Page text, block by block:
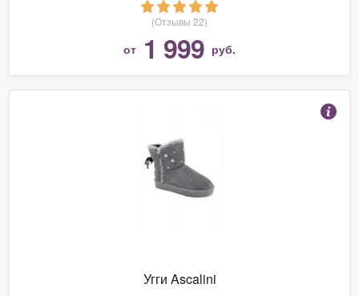
(Отзывы 22)
от 1 999 руб.
Угги Ascalini